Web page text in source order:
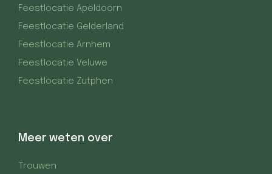
Feestlocatie Apeldoorn
Feestlocatie Gelderland
Feestlocatie Arnhem
Feestlocatie Veluwe
Feestlocatie Zutphen
Meer weten over
Trouwen